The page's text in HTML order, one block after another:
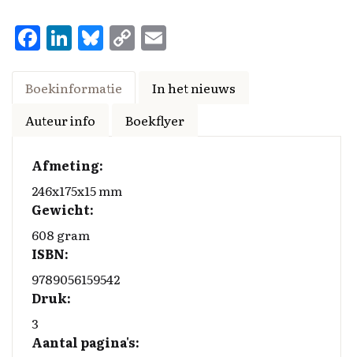
F
a
ce
b
o
k
Li
n
k
e
I
n
Bl
u
es
y
C
o
y
ai
l
Boekinformatie
In het nieuws
Auteur info
Boekflyer
Afmeting:
246x175x15 mm
Gewicht:
608 gram
ISBN:
9789056159542
Druk:
3
Aantal pagina's: